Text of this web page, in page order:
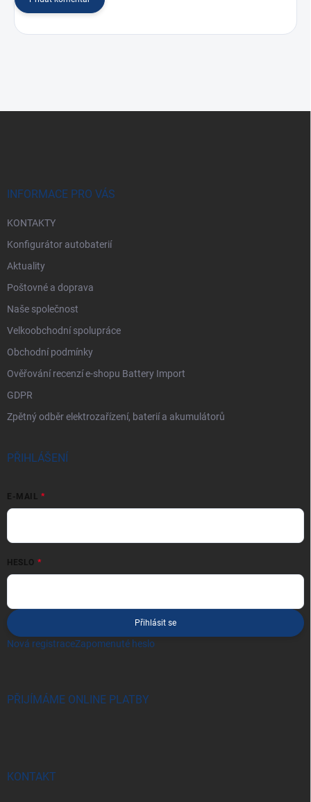
INFORMACE PRO VÁS
KONTAKTY
Konfigurátor autobaterií
Aktuality
Poštovné a doprava
Naše společnost
Velkoobchodní spolupráce
Obchodní podmínky
Ověřování recenzí e-shopu Battery Import
GDPR
Zpětný odběr elektrozařízení, baterií a akumulátorů
PŘIHLÁŠENÍ
E-MAIL
HESLO
Přihlásit se
Nová registraceZapomenuté heslo
PŘIJÍMÁME ONLINE PLATBY
KONTAKT